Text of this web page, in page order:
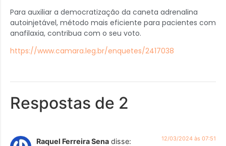
Para auxiliar a democratização da caneta adrenalina
autoinjetável, método mais eficiente para pacientes com
anafilaxia, contribua com o seu voto.
https://www.camara.leg.br/enquetes/2417038
Respostas de 2
Raquel Ferreira Sena disse: 12/03/2024 às 07:51